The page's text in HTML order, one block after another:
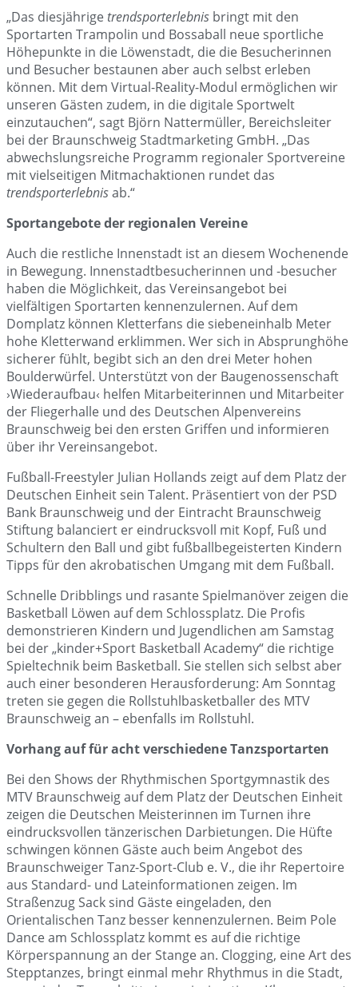
„Das diesjährigetrendsporterlebnis bringt mit den
Sportarten Trampolin und Bossaball neue sportliche
Höhepunkte in die Löwenstadt, die die Besucherinnen
und Besucher bestaunen aber auch selbst erleben
können. Mit dem Virtual-Reality-Modul ermöglichen wir
unseren Gästen zudem, in die digitale Sportwelt
einzutauchen“, sagt Björn Nattermüller, Bereichsleiter
bei der Braunschweig Stadtmarketing GmbH. „Das
abwechslungsreiche Programm regionaler Sportvereine
mit vielseitigen Mitmachaktionen rundet das
trendsporterlebnisab.“
Sportangebote der regionalen Vereine
Auch die restliche Innenstadt ist an diesem Wochenende
in Bewegung. Innenstadtbesucherinnen und -besucher
haben die Möglichkeit, das Vereinsangebot bei
vielfältigen Sportarten kennenzulernen. Auf dem
Domplatz können Kletterfans die siebeneinhalb Meter
hohe Kletterwand erklimmen. Wer sich in Absprunghöhe
sicherer fühlt, begibt sich an den drei Meter hohen
Boulderwürfel. Unterstützt von der Baugenossenschaft
›Wiederaufbau‹ helfen Mitarbeiterinnen und Mitarbeiter
der Fliegerhalle und des Deutschen Alpenvereins
Braunschweig bei den ersten Griffen und informieren
über ihr Vereinsangebot.
Fußball-Freestyler Julian Hollands zeigt auf dem Platz der
Deutschen Einheit sein Talent. Präsentiert von der PSD
Bank Braunschweig und der Eintracht Braunschweig
Stiftung balanciert er eindrucksvoll mit Kopf, Fuß und
Schultern den Ball und gibt fußballbegeisterten Kindern
Tipps für den akrobatischen Umgang mit dem Fußball.
Schnelle Dribblings und rasante Spielmanöver zeigen die
Basketball Löwen auf dem Schlossplatz. Die Profis
demonstrieren Kindern und Jugendlichen am Samstag
bei der „kinder+Sport Basketball Academy“ die richtige
Spieltechnik beim Basketball. Sie stellen sich selbst aber
auch einer besonderen Herausforderung: Am Sonntag
treten sie gegen die Rollstuhlbasketballer des MTV
Braunschweig an – ebenfalls im Rollstuhl.
Vorhang auf für acht verschiedene Tanzsportarten
Bei den Shows der Rhythmischen Sportgymnastik des
MTV Braunschweig auf dem Platz der Deutschen Einheit
zeigen die Deutschen Meisterinnen im Turnen ihre
eindrucksvollen tänzerischen Darbietungen. Die Hüfte
schwingen können Gäste auch beim Angebot des
Braunschweiger Tanz-Sport-Club e. V., die ihr Repertoire
aus Standard- und Lateinformationen zeigen. Im
Straßenzug Sack sind Gäste eingeladen, den
Orientalischen Tanz besser kennenzulernen. Beim Pole
Dance am Schlossplatz kommt es auf die richtige
Körperspannung an der Stange an. Clogging, eine Art des
Stepptanzes, bringt einmal mehr Rhythmus in die Stadt,